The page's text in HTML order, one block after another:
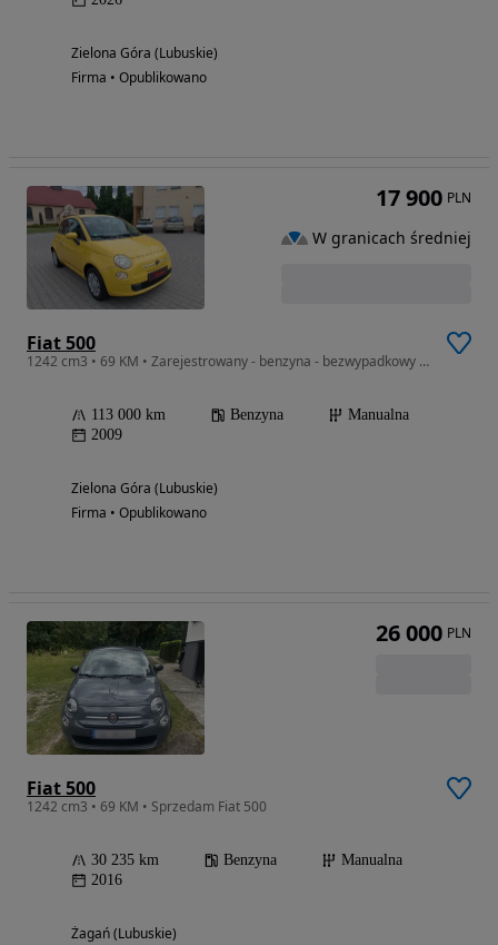
Zielona Góra (Lubuskie)
Firma • Opublikowano
Fiat 500
1242 cm3 • 69 KM • Zarejestrowany - benzyna - bezwypadkowy - 113000 km
113 000 km Benzyna
Manualna
2009
Zielona Góra (Lubuskie)
Firma • Opublikowano
17 900 PLN
W granicach średniej
Fiat 500
1242 cm3 • 69 KM • Sprzedam Fiat 500
30 235 km Benzyna
Manualna
2016
Żagań (Lubuskie)
26 000 PLN